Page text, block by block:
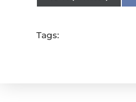
Tags: